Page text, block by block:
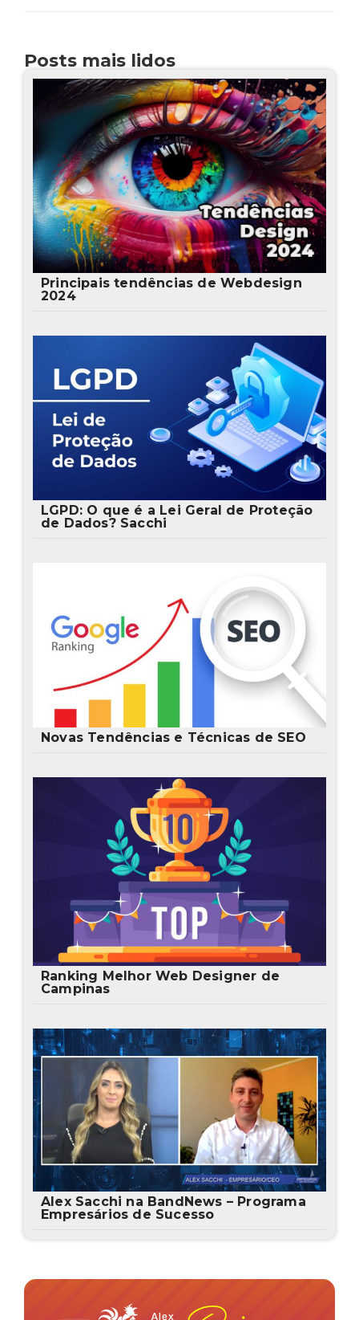
Posts mais lidos
Principais tendências de Webdesign
2024
LGPD: O que é a Lei Geral de Proteção
de Dados? Sacchi
Novas Tendências e Técnicas de SEO
Ranking Melhor Web Designer de
Campinas
Alex Sacchi na BandNews – Programa
Empresários de Sucesso